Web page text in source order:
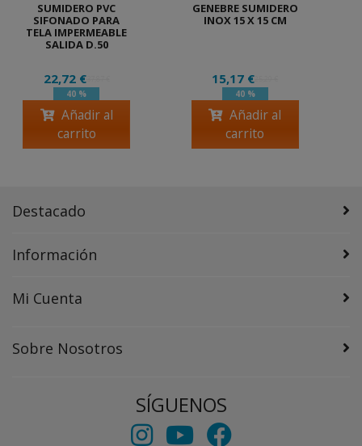
SUMIDERO PVC
SIFONADO PARA
TELA IMPERMEABLE
SALIDA D.50
22,72 €37,87 €
40 %
Añadir al
carrito
GENEBRE SUMIDERO
INOX 15 X 15 CM
15,17 €
40 %
Añadir al
carrito
Destacado
Información
Mi Cuenta
Sobre Nosotros
SÍGUENOS